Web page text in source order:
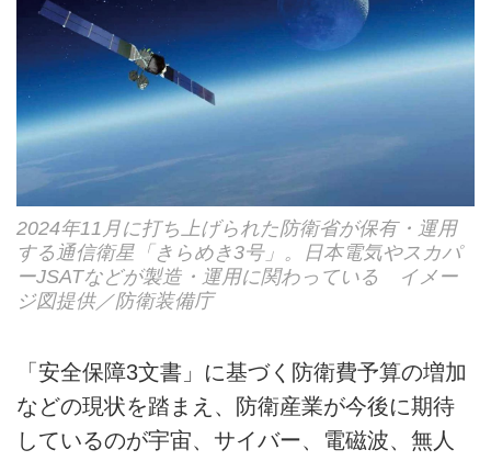
2024年11月に打ち上げられた防衛省が保有・運用
する通信衛星「きらめき3号」。日本電気やスカパ
ーJSATなどが製造・運用に関わっている イメー
ジ図提供／防衛装備庁
「安全保障3文書」に基づく防衛費予算の増加
などの現状を踏まえ、防衛産業が今後に期待
しているのが宇宙、サイバー、電磁波、無人